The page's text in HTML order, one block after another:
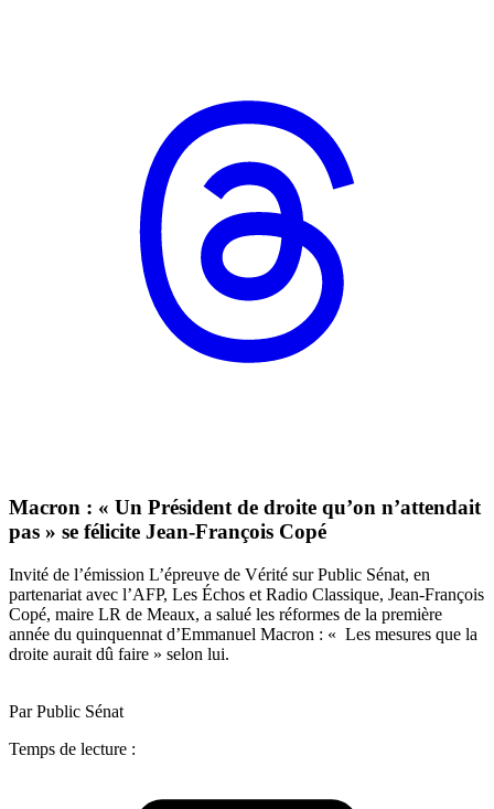
Macron : « Un Président de droite qu’on n’attendait
pas » se félicite Jean-François Copé
Invité de l’émission L’épreuve de Vérité sur Public Sénat, en
partenariat avec l’AFP, Les Échos et Radio Classique, Jean-François
Copé, maire LR de Meaux, a salué les réformes de la première
année du quinquennat d’Emmanuel Macron : « Les mesures que la
droite aurait dû faire » selon lui.
Par Public Sénat
Temps de lecture :